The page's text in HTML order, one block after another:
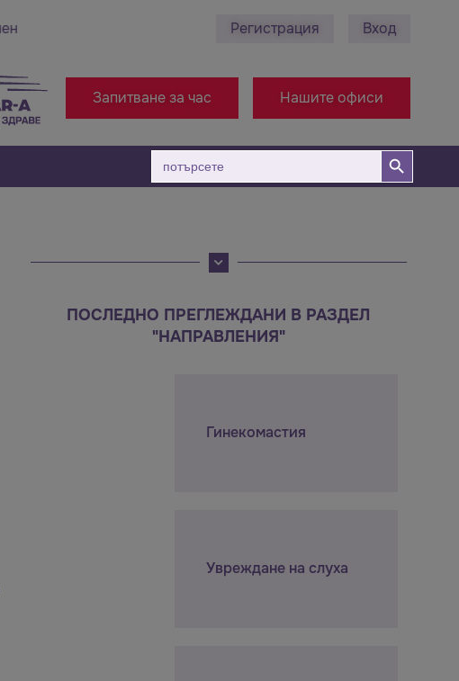
+38971314005 - Офис
Регистрация Вход
Запитване за час Нашите офиси
Търсене
за:
Бутон за търсене
ПОСЛЕДНО ПРЕГЛЕЖДАНИ В РАЗДЕЛ
"НАПРАВЛЕНИЯ"
Гинекомастия
Увреждане на слуха